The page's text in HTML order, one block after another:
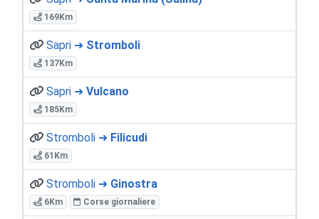
169Km
Sapri ➜ Stromboli
137Km
Sapri ➜ Vulcano
185Km
Stromboli ➜ Filicudi
61Km
Stromboli ➜ Ginostra
6Km Corse giornaliere